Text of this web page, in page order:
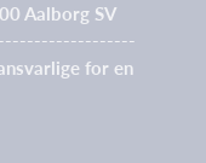
Aalborg SV
for en